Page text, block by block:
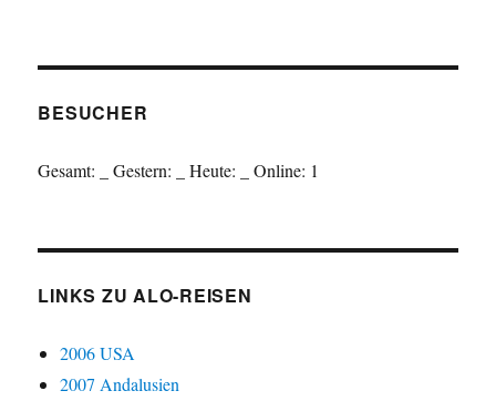
BESUCHER
Gesamt: Gestern: Heute: Online: 1
LINKS ZU ALO-REISEN
2006 USA
2007 Andalusien